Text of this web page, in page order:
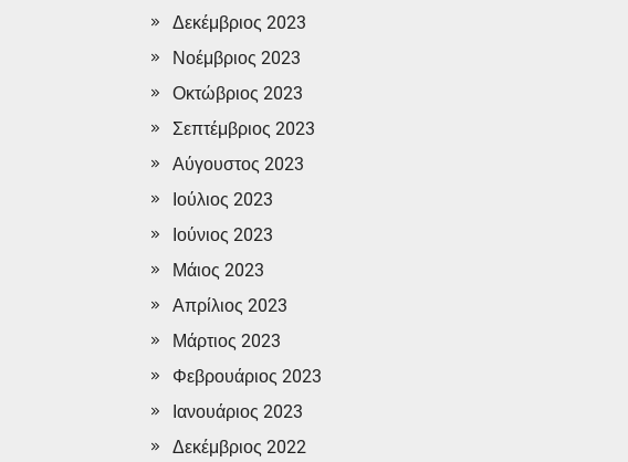
Δεκέμβριος 2023
Νοέμβριος 2023
Οκτώβριος 2023
Σεπτέμβριος 2023
Αύγουστος 2023
Ιούλιος 2023
Ιούνιος 2023
Μάιος 2023
Απρίλιος 2023
Μάρτιος 2023
Φεβρουάριος 2023
Ιανουάριος 2023
Δεκέμβριος 2022